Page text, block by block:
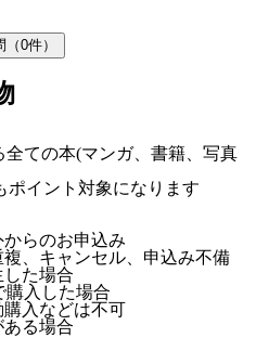
（0件）
全ての本(マンガ、書籍、写真
ポイント対象になります
からのお申込み
、キャンセル、申込み不備
した場合
購入した場合
購入などは不可
ある場合